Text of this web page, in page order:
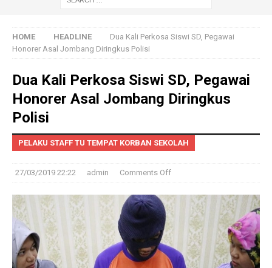
HOME HEADLINE
Dua Kali Perkosa Siswi SD, Pegawai
Honorer Asal Jombang Diringkus Polisi
Dua Kali Perkosa Siswi SD, Pegawai
Honorer Asal Jombang Diringkus
Polisi
PELAKU STAFF TU TEMPAT KORBAN SEKOLAH
27/03/2019 22:22 admin Comments Off